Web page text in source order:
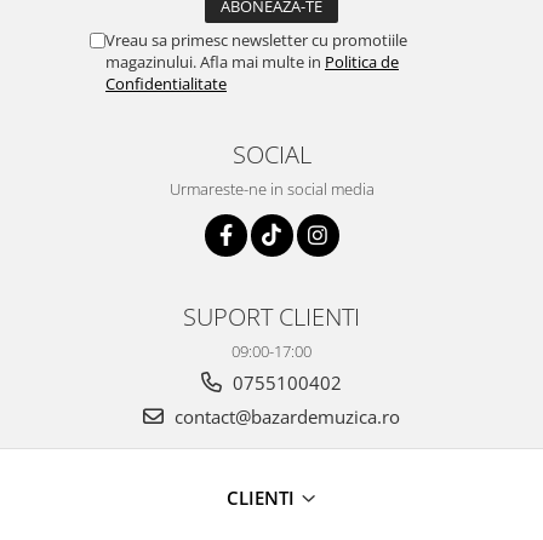
Vreau sa primesc newsletter cu promotiile
magazinului. Afla mai multe in Politica de
Confidentialitate
SOCIAL
Urmareste-ne in social media
SUPORT CLIENTI
09:00-17:00
0755100402
contact@bazardemuzica.ro
CLIENTI